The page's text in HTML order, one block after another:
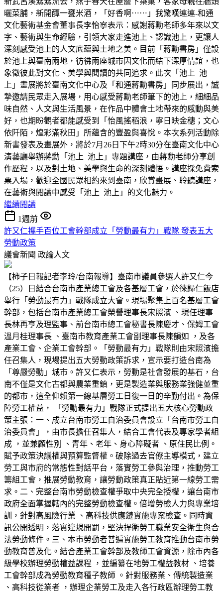
曬菜脯，新開醰一甕米酒，「好香啊⋯⋯」我驚嘆連連-和通
文化藝術基金會董事長李怡寧表示：感謝蔣勳老師多年來以文
字、藝術與生命經驗，引領大家走進池上、認識池上，更讓人
深刻感受池上的人文底蘊與土地之美。目前「蔣勳書房」僅設
於池上與臺南兩地，彷彿兩座城市因文化而結下深厚情誼，也
象徵彼此對文化、美學與閱讀的共同追求。此次「池上 池
上」畫展將於臺南文化中心及「和通蔣勳書房」同步展出，誠
摯邀請民眾走入展場，用心感受蔣勳老師筆下的池上，細細品
味自然、人文與生活風景，在作品中體會土地帶來的感動與美
好，也期盼觀者都能感受到「怡風搖稻浪，寧日映金穗；文心
依阡陌，煌彩滿秋田」所蘊含的豐盈與喜悅。本次系列活動除
新書發表及畫展外，將於7月26日下午2時30分在臺南文化中心
演藝廳舉辦蔣勳「池上 池上」專題講座，由蔣勳老師分享創
作歷程，以及對土地、美學與生命的深刻體悟。講座採免費索
票入場，歡迎全國民眾相約來到臺南，欣賞畫展、聆聽講座，
在藝術與閱讀中感受「池上 池上」的文化魅力。
繼續閱讀
1週前
許又仁攜手百位工會幹部成立「勞動最有力」戰隊 發表五大
勞動政策
議會新聞 政論人文
【柿子日報記者李玲/台南報導】臺南市議員參選人許又仁今
（25）日結合台南市產業總工會及各基層工會，於徠歸仁飯店
舉行「勞動最有力」戰隊成立大會。現場聚集上百名基層工會
幹部，包括台南市產業總工會榮譽理事長宋照濱 、現任理事
長林再亨及理監事、前台南市總工會秘書長陳慶才、保姆工會
溫月桂理事長 、臺南市教育產業工會副理事長陳韻如 ，及各
產業工會、企業工會幹部。「勞動最有力」戰隊則由宋照濱擔
任召集人，現場提出五大勞動政策訴求，宣示要打造台南為
「尊嚴勞動」城市。許又仁表示，勞動是社會發展的基石，台
南不僅是文化古都與農業重鎮，更是製造業與服務業強健並重
的都市，這全仰賴第一線基層勞工日復一日的辛勤付出。為保
障勞工權益， 「勞動最有力」戰隊正式提出五大核心勞動政
策主張：一、成立台南市勞工自治委員會設立「台南市勞工自
治委員會」，由市長擔任召集人，結合工會代表及專家學者組
成 ，並兼顧性別 、青年、老年、身心障礙者 、原住民比例。
賦予政策決議權與預算監督權。破除過去官僚主導模式，建立
勞工與市府的常態性對話平台，落實勞工參與治理，推動勞工
籌組工會，推展勞動教育，讓勞動政策真正貼近第一線勞工需
求。二、完整台南市勞動檢查權爭取中央完全授權，讓台南市
政府全面掌握轄內的完整勞動檢查權。倍增勞檢人力與專業培
訓，針對高風險行業 、高科技供應鏈實施專案檢查。同時資
訊公開透明，落實違規開罰，堅決捍衛勞工職業安全衛生與合
法勞動條件。三、本市勞動者普遍實施勞工教育推動台南市勞
動教育普及化。結合產業工會幹部及教師工會資源，除市內各
級學校辦理勞動權益課程 ，並編纂在地勞工權益教材 、培養
工會幹部成為勞動教育種子教師 。針對服務業、傳統製造業
、高科技從業者 ，辦理企業勞工及走入各行政區辦理勞工教